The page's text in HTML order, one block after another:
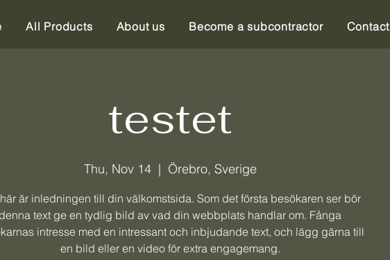
All Products About us Become a subcontractor Contact
testet
Thu, Nov 14
  |
Örebro, Sverige
är inledningen till din välkomstsida. Som det första besökaren ser bör
denna text ge en tydlig bild av vad din webbplats handlar om. Fånga
intresse med en intressant och inbjudande text, och lägg gärna till
en bild eller en video för extra engagemang.